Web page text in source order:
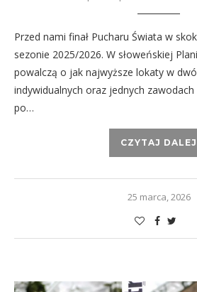
Przed nami finał Pucharu Świata w
sezonie 2025/2026. W słoweńskiej
powalczą o jak najwyższe lokaty w
indywidualnych oraz jednych
po…
CZYTAJ DALEJ
25 marca, 2026